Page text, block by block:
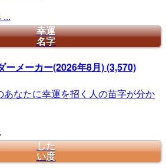
...
幸運
名字
ーメーカー(2026年8月)(3,570)
なたに幸運を招く人の苗字が分か
した
い度